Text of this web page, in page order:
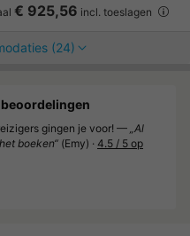
€ 925,56 incl. toeslagen
(24)
gingen je voor! — „Al
boeken“ (Emy) · 4.5 / 5 op